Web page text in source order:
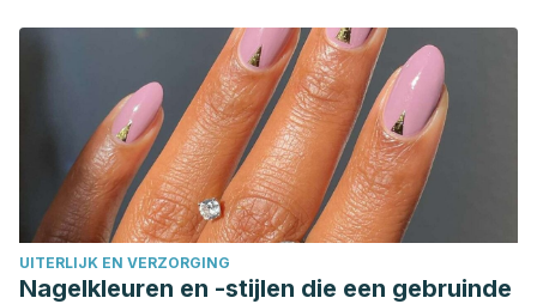
UITERLIJK EN VERZORGING
Nagelkleuren en -stijlen die een gebruinde